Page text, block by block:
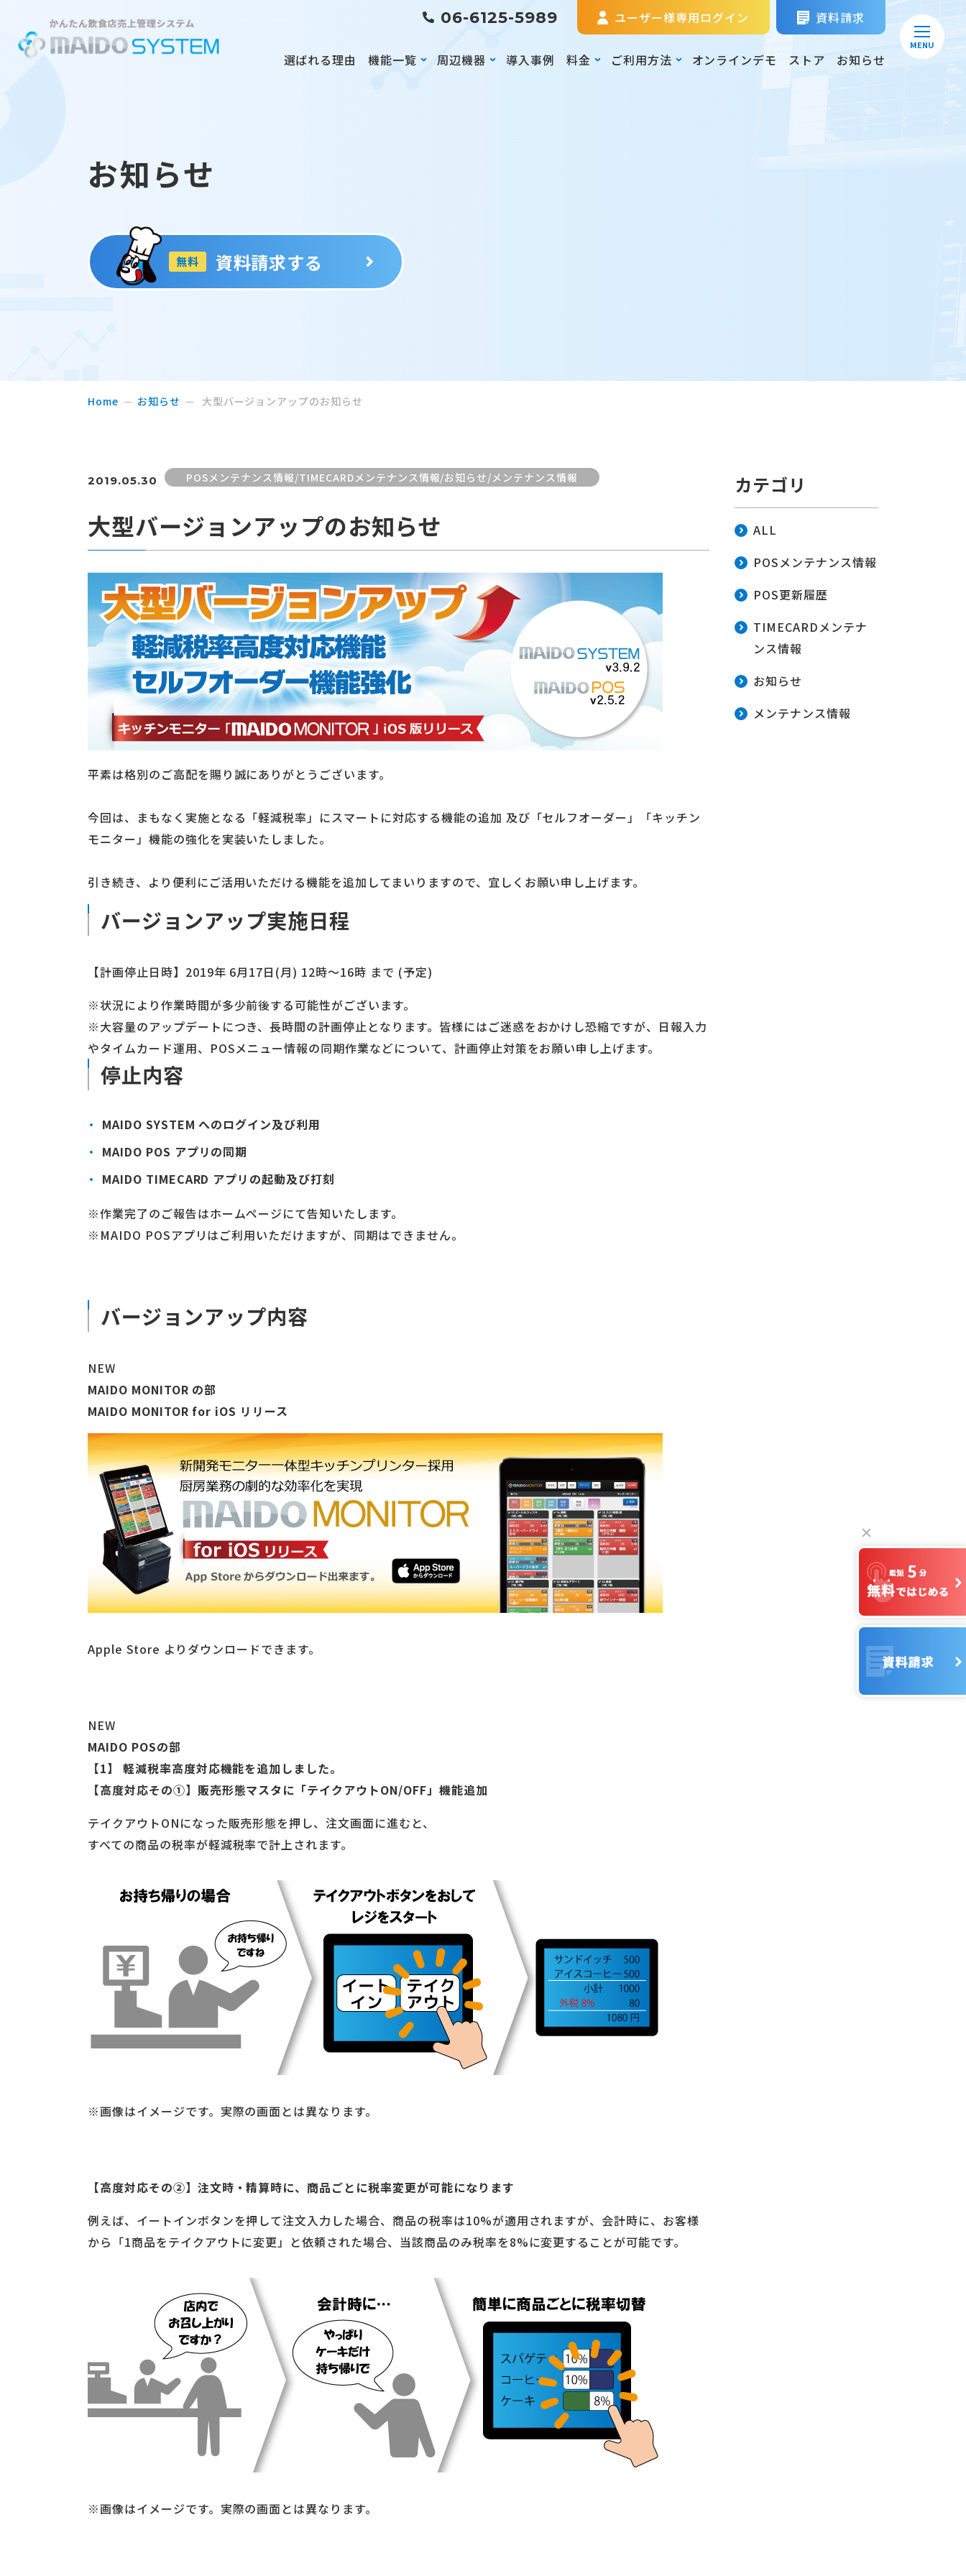
MENU
06-6125-5989 ユーザー様専用ログイン 資料請求
選ばれる理由 機能一覧 周辺機器 導入事例 料金 ご利用方法 オンラインデモ ストア お知らせ
お知らせ
無料 資料請求する
Home お知らせ 大型バージョンアップのお知らせ
2019.05.30 POSメンテナンス情報/TIMECARDメンテナンス情報/お知らせ/メンテナンス情報
大型バージョンアップのお知らせ
平素は格別のご高配を賜り誠にありがとうございます。
今回は、まもなく実施となる「軽減税率」にスマートに対応する機能の追加 及び「セルフオーダー」「キッチン
モニター」機能の強化を実装いたしました。
引き続き、より便利にご活用いただける機能を追加してまいりますので、宜しくお願い申し上げます。
バージョンアップ実施日程
【計画停止日時】2019年 6月17日(月) 12時～16時 まで (予定)
※状況により作業時間が多少前後する可能性がございます。
※大容量のアップデートにつき、長時間の計画停止となります。皆様にはご迷惑をおかけし恐縮ですが、日報入力
やタイムカード運用、POSメニュー情報の同期作業などについて、計画停止対策をお願い申し上げます。
停止内容
MAIDO SYSTEM へのログイン及び利用
MAIDO POS アプリの同期
MAIDO TIMECARD アプリの起動及び打刻
※作業完了のご報告はホームページにて告知いたします。
※MAIDO POSアプリはご利用いただけますが、同期はできません。
バージョンアップ内容
NEW
MAIDO MONITOR の部
MAIDO MONITOR for iOS リリース
Apple Store よりダウンロードできます。
NEW
MAIDO POSの部
【1】 軽減税率高度対応機能を追加しました。
【高度対応その①】販売形態マスタに「テイクアウトON/OFF」機能追加
テイクアウトONになった販売形態を押し、注文画面に進むと、
すべての商品の税率が軽減税率で計上されます。
※画像はイメージです。実際の画面とは異なります。
【高度対応その②】注文時・精算時に、商品ごとに税率変更が可能になります
例えば、イートインボタンを押して注文入力した場合、商品の税率は10%が適用されますが、会計時に、お客様
から「1商品をテイクアウトに変更」と依頼された場合、当該商品のみ税率を8%に変更することが可能です。
※画像はイメージです。実際の画面とは異なります。
カテゴリ
ALL
POSメンテナンス情報
POS更新履歴
TIMECARDメンテナ
ンス情報
お知らせ
メンテナンス情報